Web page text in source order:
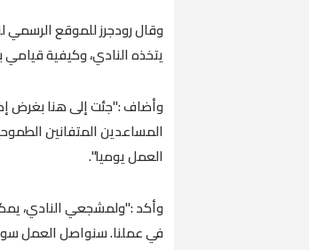
وقال رودجرز للموقع الرسمي
يتخذه النادي، وكيفية
وأضاف :"جئت إلى هنا بغرض
المساعدين المتفانين
العمل يوميا".
وأكد :"ولمشجعي النادي،
في عملنا. سنواصل العمل